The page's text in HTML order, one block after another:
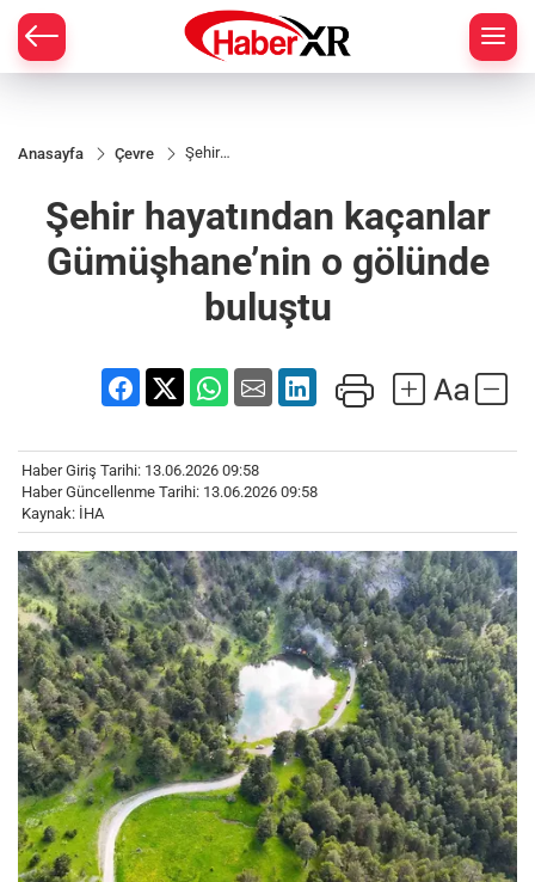
Anasayfa Çevre
Şehir
Gümüşhane’nin
o gölünde
buluştu
Şehir hayatından kaçanlar
Gümüşhane’nin o gölünde
buluştu
Haber Giriş Tarihi: 13.06.2026 09:58
Haber Güncellenme Tarihi: 13.06.2026 09:58
Kaynak: İHA